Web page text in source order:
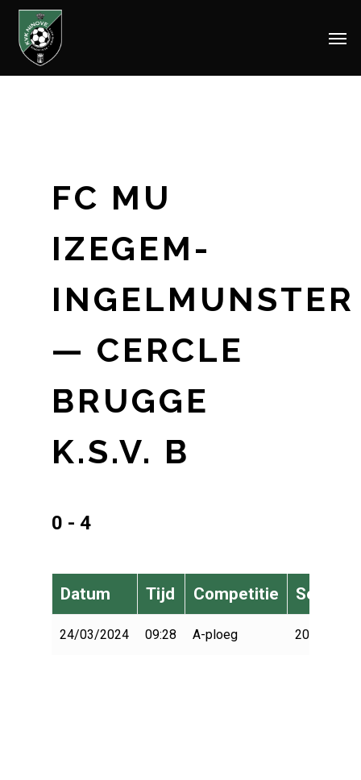
Skip
FC MU
IZEGEM-
INGELMUNSTER
— CERCLE
BRUGGE
K.S.V. B
0 - 4
Datum Tijd Competitie Seizoen
24/03/2024 09:28 A-ploeg 2023-2024